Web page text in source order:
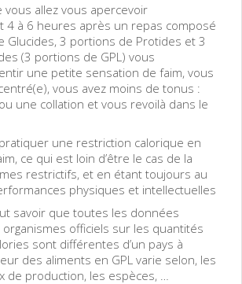
vous allez vous apercevoir
4 à 6 heures après un repas composé
Glucides, 3 portions de Protides et 3
(3 portions de GPL) vous
une petite sensation de faim, vous
vous avez moins de tonus :
une collation et vous revoilà dans le
une restriction calorique en
ce qui est loin d’être le cas de la
restrictifs, et en étant toujours au
physiques et intellectuelles
savoir que toutes les données
officiels sur les quantités
sont différentes d’un pays à
des aliments en GPL varie selon, les
de production, les espèces, …